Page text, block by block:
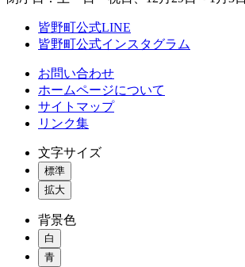
皆野町公式LINE
皆野町公式インスタグラム
お問い合わせ
ホームページについて
サイトマップ
リンク集
文字サイズ
標準
拡大
背景色
白
青